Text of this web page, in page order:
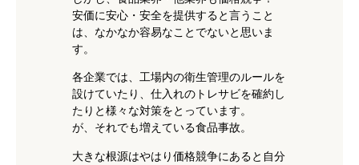
安価に安心・安全を提供すると言うこと
は、なかなか容易なことでないと思いま
す。
各企業では、工場内の衛生管理のルールを
設けていたり、仕入れのトレサビを確約し
たりと様々な対策をとっています。
が、それでも増えている食品事故。
大きな根源はやはり価格競争にあると自分